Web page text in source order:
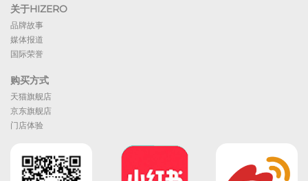
关于HIZERO
品牌故事
媒体报道
国际荣誉
购买方式
天猫旗舰店
京东旗舰店
门店体验